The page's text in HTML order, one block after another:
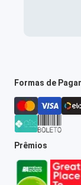
Formas de
Prêmios